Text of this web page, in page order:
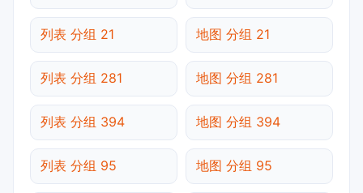
列表 分组 21 地图 分组 21
列表 分组 281 地图 分组 281
列表 分组 394 地图 分组 394
列表 分组 95 地图 分组 95